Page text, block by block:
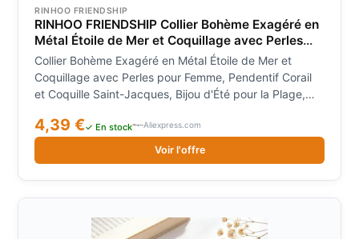
RINHOO FRIENDSHIP
RINHOO FRIENDSHIP Collier Bohème Exagéré en
Métal Étoile de Mer et Coquillage avec Perles
pour Femme, Pendentif Corail et Coquille Saint-
Jacques, Bijou d'Été pour la Plage, Cadeau
Collier Bohème Exagéré en Métal Étoile de Mer et
Coquillage avec Perles pour Femme, Pendentif Corail
et Coquille Saint-Jacques, Bijou d'Été pour la Plage,
4,39 €✓ En stock Aliexpress.com
Voir l'offre